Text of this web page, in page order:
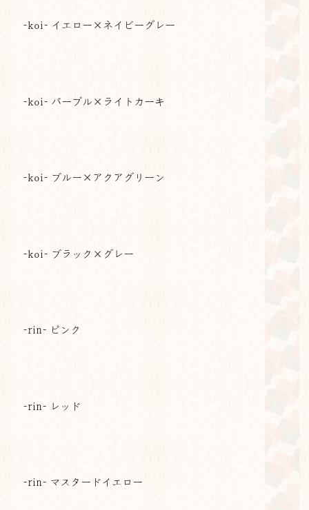
-koi- イエロー×ネイビーグレー
-koi- パープル×ライトカーキ
-koi- ブルー×アクアグリーン
-koi- ブラック×グレー
-rin- ピンク
-rin- レッド
-rin- マスタードイエロー